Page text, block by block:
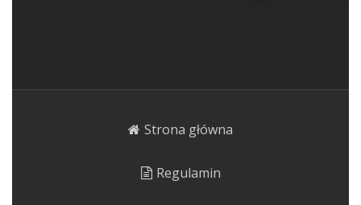
Strona główna
Regulamin